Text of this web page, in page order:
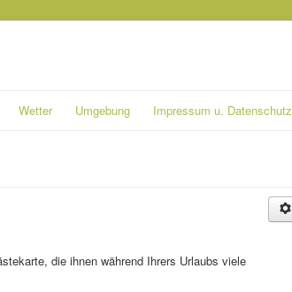
Wetter Umgebung Impressum u. Datenschutz
die ihnen während Ihrers Urlaubs viele